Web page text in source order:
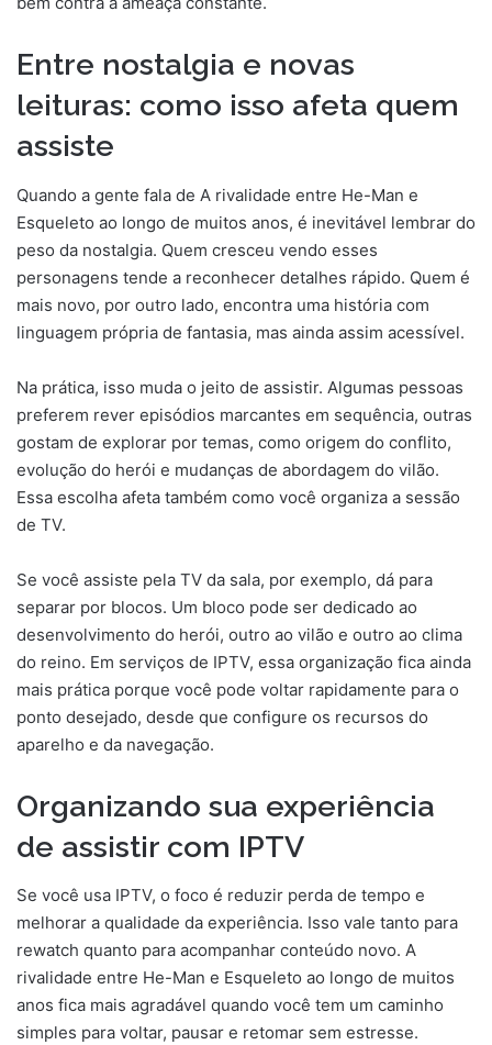
Entre nostalgia e novas
leituras: como isso afeta quem
assiste
Quando a gente fala de A rivalidade entre He-Man e
Esqueleto ao longo de muitos anos, é inevitável lembrar do
peso da nostalgia. Quem cresceu vendo esses
personagens tende a reconhecer detalhes rápido. Quem é
mais novo, por outro lado, encontra uma história com
linguagem própria de fantasia, mas ainda assim acessível.
Na prática, isso muda o jeito de assistir. Algumas pessoas
preferem rever episódios marcantes em sequência, outras
gostam de explorar por temas, como origem do conflito,
evolução do herói e mudanças de abordagem do vilão.
Essa escolha afeta também como você organiza a sessão
de TV.
Se você assiste pela TV da sala, por exemplo, dá para
separar por blocos. Um bloco pode ser dedicado ao
desenvolvimento do herói, outro ao vilão e outro ao clima
do reino. Em serviços de IPTV, essa organização fica ainda
mais prática porque você pode voltar rapidamente para o
ponto desejado, desde que configure os recursos do
aparelho e da navegação.
Organizando sua experiência
de assistir com IPTV
Se você usa IPTV, o foco é reduzir perda de tempo e
melhorar a qualidade da experiência. Isso vale tanto para
rewatch quanto para acompanhar conteúdo novo. A
rivalidade entre He-Man e Esqueleto ao longo de muitos
anos fica mais agradável quando você tem um caminho
simples para voltar, pausar e retomar sem estresse.